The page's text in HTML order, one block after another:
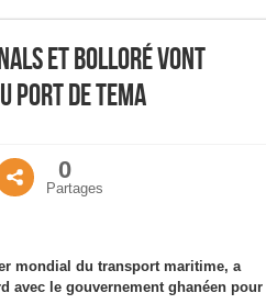
et Bolloré vont
port de Tema
0
Partages
mondial du transport maritime, a
avec le gouvernement ghanéen pour